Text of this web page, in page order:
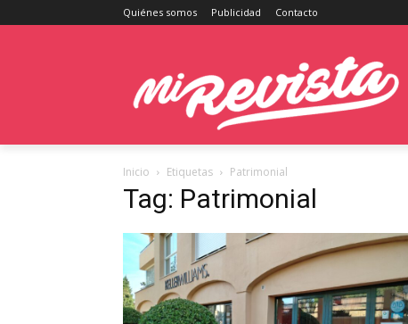
Quiénes somos Publicidad Contacto
Inicio Etiquetas Patrimonial
Tag: Patrimonial